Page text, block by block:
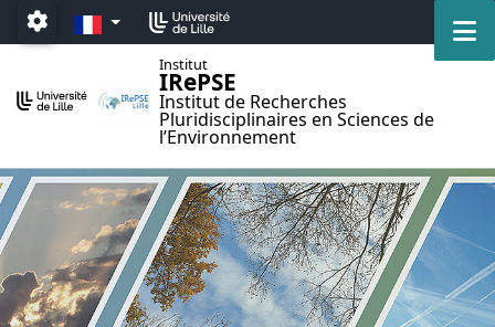
Accéder au menu principal
Accéder au contenu
Paramétrage
FR
Institut
IRePSE
Institut de Recherches
Pluridisciplinaires en Sciences de
l’Environnement